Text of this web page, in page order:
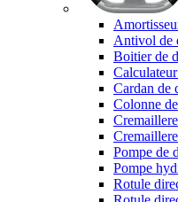
Antivol de
Boitier de
Cardan de
Colonne
Pompe de
Pompe
Rotule